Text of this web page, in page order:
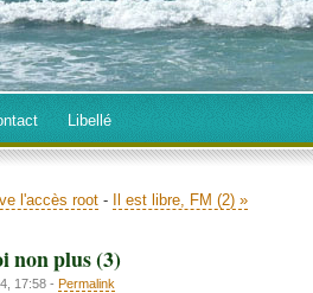
Libellé
l'accès root - Il est libre, FM (2) »
non plus (3)
17:58 - Permalink